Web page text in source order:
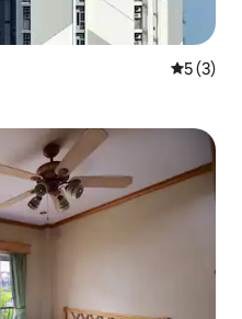
5 (3)